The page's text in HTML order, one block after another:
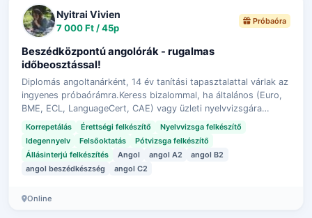
Nyitrai Vivien
7 000 Ft / 45p
Próbaóra
Beszédközpontú angolórák - rugalmas
időbeosztással!
Diplomás angoltanárként, 14 év tanítási tapasztalattal várlak az
ingyenes próbaórámra.Keress bizalommal, ha általános (Euro,
BME, ECL, LanguageCert, CAE) vagy üzleti nyelvvizsgára
(Gazdálkodó, Zöld ú…
Korrepetálás Érettségi felkészítő
Nyelvvizsga felkészítő
Idegennyelv
Felsőoktatás
Pótvizsga felkészítő
Állásinterjú felkészítés
Angol angol A2
angol B2
angol beszédkészség
angol C2
Online